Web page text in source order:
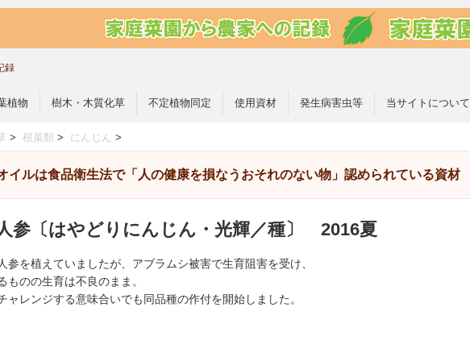
録
植物 樹木・木質化草 不定植物同定 使用資材 発生病害虫等 当サイトについて
> 根菜類 > にんじん >
イルは食品衛生法で「人の健康を損なうおそれのない物」認められている資材
人参〔はやどりにんじん・光輝／種〕 2016夏
参を植えていましたが、アブラムシ被害で生育阻害を受け、
ものの生育は不良のまま。
ャレンジする意味合いでも同品種の作付を開始しました。